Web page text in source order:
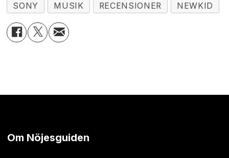
SONY MUSIK RECENSIONER NEWKID
Om Nöjesguiden